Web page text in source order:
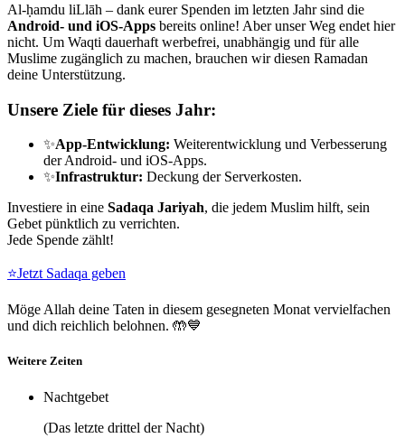
Al-ḥamdu liLlāh – dank eurer Spenden im letzten Jahr sind die
Android- und iOS-Apps bereits online! Aber unser Weg endet hier
nicht. Um Waqti dauerhaft werbefrei, unabhängig und für alle
Muslime zugänglich zu machen, brauchen wir diesen Ramadan
deine Unterstützung.
Unsere Ziele für dieses Jahr:
✨App-Entwicklung: Weiterentwicklung und Verbesserung
der Android- und iOS-Apps.
✨Infrastruktur: Deckung der Serverkosten.
Investiere in eine Sadaqa Jariyah, die jedem Muslim hilft, sein
Gebet pünktlich zu verrichten.
Jede Spende zählt!
⭐Jetzt Sadaqa geben
Möge Allah deine Taten in diesem gesegneten Monat vervielfachen
und dich reichlich belohnen. 🤲💙
Weitere Zeiten
Nachtgebet
(Das letzte drittel der Nacht)